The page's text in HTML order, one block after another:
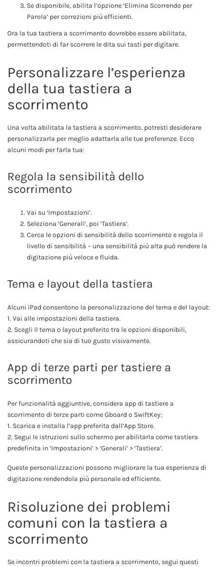
Se disponibile, abilita l’opzione ‘Elimina Scorrendo per
Parola’ per correzioni più efficienti.
Ora la tua tastiera a scorrimento dovrebbe essere abilitata,
permettendoti di far scorrere le dita sui tasti per digitare.
Personalizzare l’esperienza
della tua tastiera a
scorrimento
Una volta abilitata la tastiera a scorrimento, potresti desiderare
personalizzarla per meglio adattarla alle tue preferenze. Ecco
alcuni modi per farla tua:
Regola la sensibilità dello
scorrimento
Vai su ‘Impostazioni’.
Seleziona ‘Generali’, poi ‘Tastiera’.
Cerca le opzioni di sensibilità dello scorrimento e regola il
livello di sensibilità – una sensibilità più alta può rendere la
digitazione più veloce e fluida.
Tema e layout della tastiera
Alcuni iPad consentono la personalizzazione del tema e del layout:
1. Vai alle impostazioni della tastiera.
2. Scegli il tema o layout preferito tra le opzioni disponibili,
assicurandoti che sia di tuo gusto visivamente.
App di terze parti per tastiere a
scorrimento
Per funzionalità aggiuntive, considera app di tastiere a
scorrimento di terze parti come Gboard o SwiftKey:
1. Scarica e installa l’app preferita dall’App Store.
2. Segui le istruzioni sullo schermo per abilitarla come tastiera
predefinita in ‘Impostazioni’ > ‘Generali’ > ‘Tastiera’.
Queste personalizzazioni possono migliorare la tua esperienza di
digitazione rendendola più personale ed efficiente.
Risoluzione dei problemi
comuni con la tastiera a
scorrimento
Se incontri problemi con la tastiera a scorrimento, segui questi